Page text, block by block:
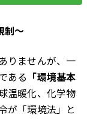
制～
りませんが、一
ある 「環境基本
温暖化、化学物
が「環境法」と